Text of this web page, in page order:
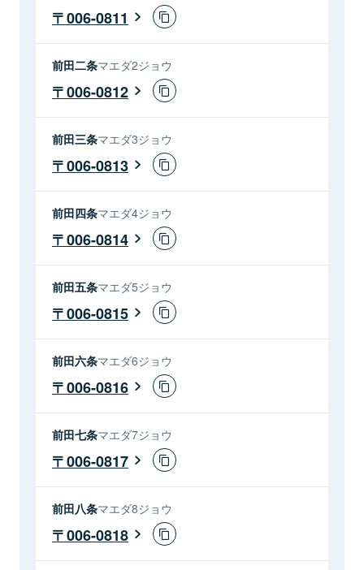
006-0811
前田二条マエダ2ジョウ
006-0812
前田三条マエダ3ジョウ
006-0813
前田四条マエダ4ジョウ
006-0814
前田五条マエダ5ジョウ
006-0815
前田六条マエダ6ジョウ
006-0816
前田七条マエダ7ジョウ
006-0817
前田八条マエダ8ジョウ
006-0818